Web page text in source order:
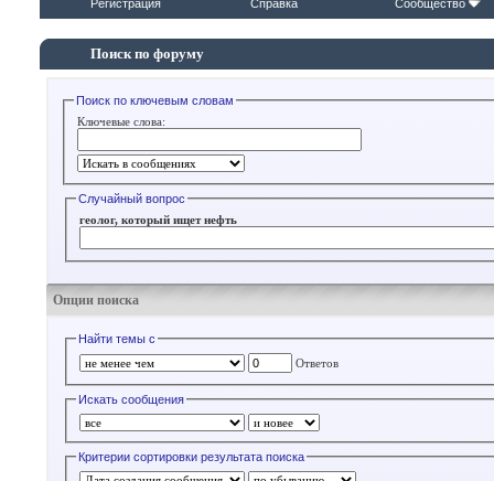
Регистрация Справка Сообщество
Поиск по форуму
Поиск по ключевым словам
Ключевые слова:
Случайный вопрос
геолог, который ищет нефть
Опции поиска
Найти темы с
Ответов
Искать сообщения
Критерии сортировки результата поиска